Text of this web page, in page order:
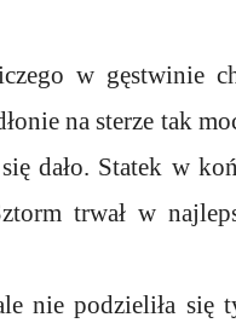
w gęstwinie
na sterze tak
dało. Statek w
trwał w
nie podzieliła się